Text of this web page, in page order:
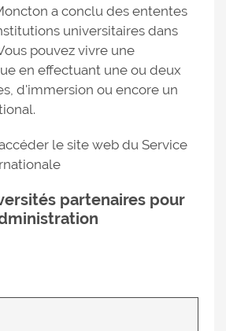
a conclu des ententes
universitaires dans
pouvez vivre une
en effectuant une ou deux
d'immersion ou encore un
le site web du Service
partenaires pour